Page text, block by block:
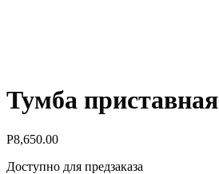
Тумба приставная
Р8,650.00
Доступно для предзаказа